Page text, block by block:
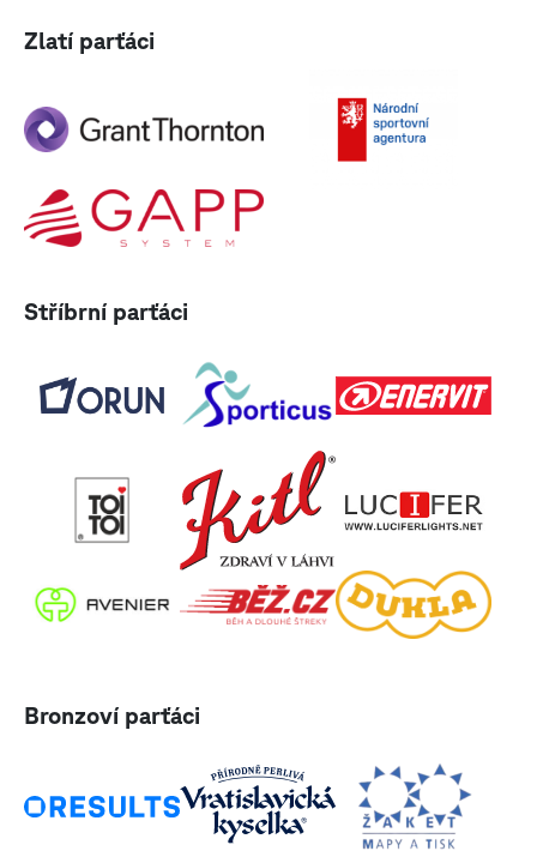
Zlatí parťáci
Stříbrní parťáci
Bronzoví parťáci